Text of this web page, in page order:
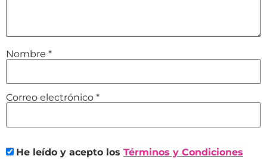
Nombre *
Correo electrónico *
He leído y acepto los Términos y Condiciones